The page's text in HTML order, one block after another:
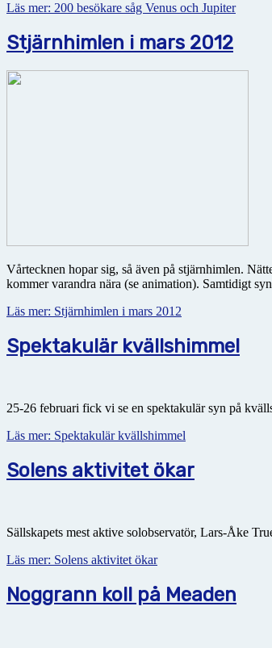
Läs mer: 200 besökare såg Venus och Jupiter
Stjärnhimlen i mars 2012
Vårtecknen hopar sig, så även på stjärnhimlen.
kommer varandra nära (se animation). Samtidigt
Läs mer: Stjärnhimlen i mars 2012
Spektakulär kvällshimmel
25-26 februari fick vi se en spektakulär syn på
Läs mer: Spektakulär kvällshimmel
Solens aktivitet ökar
Sällskapets mest aktive solobservatör, Lars-Åke
Läs mer: Solens aktivitet ökar
Noggrann koll på Meaden